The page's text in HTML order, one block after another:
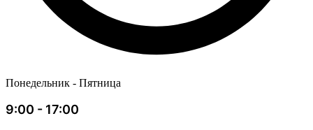
Понедельник - Пятница
9:00 - 17:00